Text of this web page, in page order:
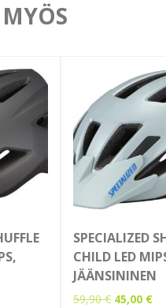
SPECIALIZED
CHILD LED
JÄÄNSININEN
59,90€ 45,00 €